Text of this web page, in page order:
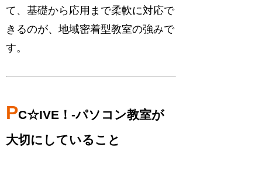
て、基礎から応用まで柔軟に対応で
きるのが、地域密着型教室の強みで
す。
PC☆IVE！-パソコン教室が
大切にしていること